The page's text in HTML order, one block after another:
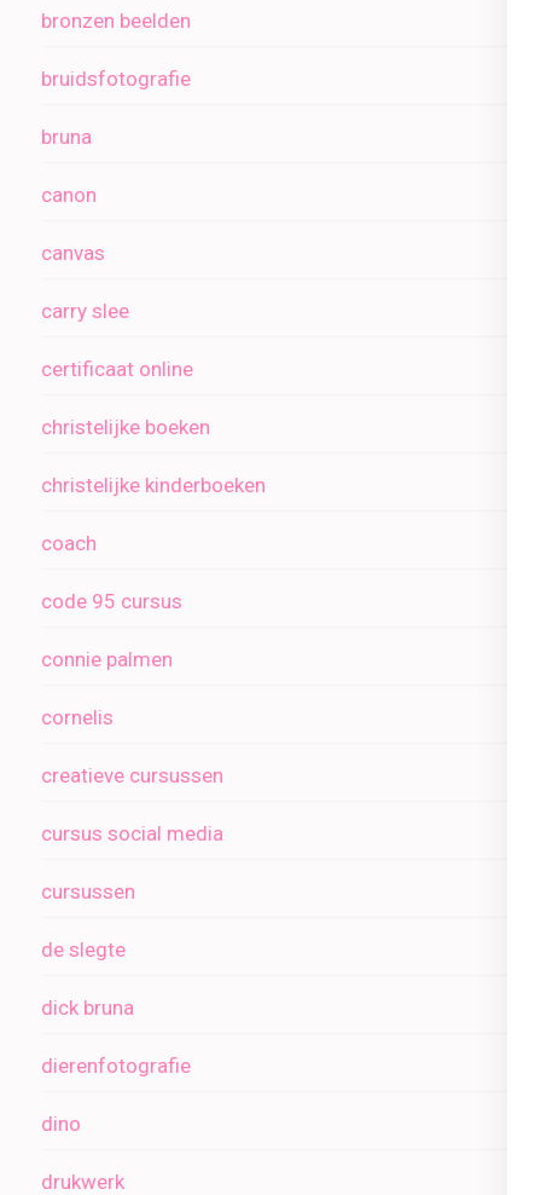
bronzen beelden
bruidsfotografie
bruna
canon
canvas
carry slee
certificaat online
christelijke boeken
christelijke kinderboeken
coach
code 95 cursus
connie palmen
cornelis
creatieve cursussen
cursus social media
cursussen
de slegte
dick bruna
dierenfotografie
dino
drukwerk